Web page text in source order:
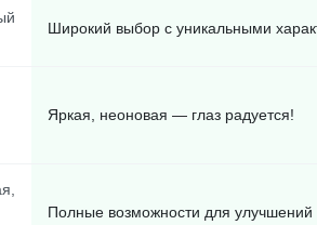
Широкий выбор с уникальными
Яркая, неоновая — глаз радуется!
Полные возможности для улучшений